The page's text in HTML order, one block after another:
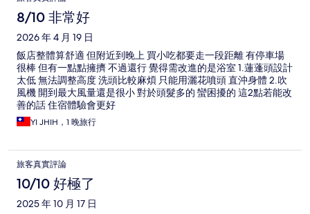
8/10 非常好
2026 年 4 月 19 日
飯店整體算舒適 但附近到晚上 買小吃都要走一段距離 有停車場
很棒 但有一點點擁擠 不過還行 覺得需改進的是浴室 1.蓮蓬頭設計
太低 無法調整高度 洗頭比較麻煩 只能用灑花噴頭 直沖身體 2.吹
風機 開到最大風量還是很小 對於頭髮多的 蠻困擾的 這2點若能改
善的話 住宿體驗會更好
YI JHIH，1 晚旅行
旅客真實評論
10/10 好極了
2025 年 10 月 17 日